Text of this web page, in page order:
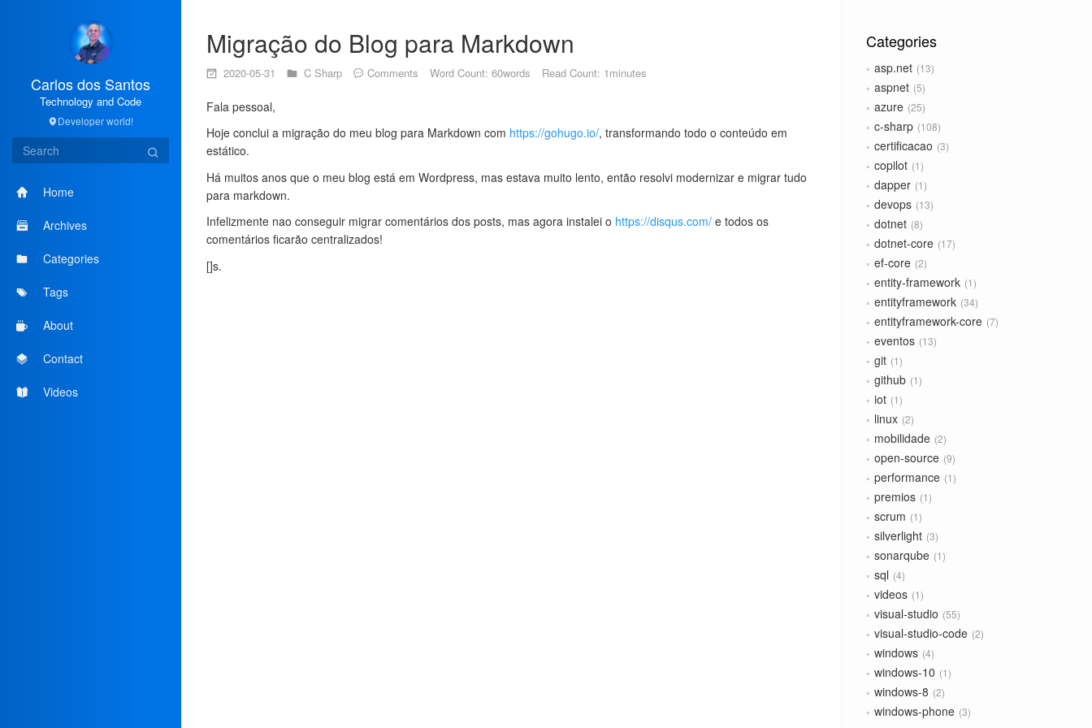
Carlos dos Santos
Technology and Code
Developer world!
Home
Archives
Categories
Tags
About
Contact
Videos
Categories
asp.net 13
aspnet 5
azure 25
c-sharp 108
certificacao 3
copilot 1
dapper 1
devops 13
dotnet 8
dotnet-core 17
ef-core 2
entity-framework 1
entityframework 34
entityframework-core 7
eventos 13
git 1
github 1
iot 1
linux 2
mobilidade 2
open-source 9
performance 1
premios 1
scrum 1
silverlight 3
sonarqube 1
sql 4
videos 1
visual-studio 55
visual-studio-code 2
windows 4
windows-10 1
windows-8 2
windows-phone 3
Migração do Blog para Markdown
2020-05-31 C Sharp Comments Word Count: 60words Read Count: 1minutes
Fala pessoal,
Hoje conclui a migração do meu blog para Markdown com https://gohugo.io/, transformando todo o conteúdo em
estático.
Há muitos anos que o meu blog está em Wordpress, mas estava muito lento, então resolvi modernizar e migrar tudo
para markdown.
Infelizmente nao conseguir migrar comentários dos posts, mas agora instalei o https://disqus.com/ e todos os
comentários ficarão centralizados!
[]s.